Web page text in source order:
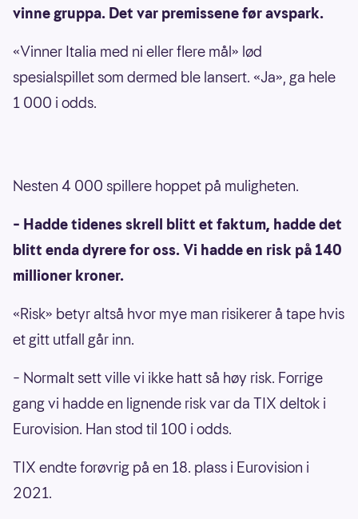
vinne gruppa. Det var premissene før avspark.
«Vinner Italia med ni eller flere mål» lød
spesialspillet som dermed ble lansert. «Ja», ga hele
1 000 i odds.
Nesten 4 000 spillere hoppet på muligheten.
– Hadde tidenes skrell blitt et faktum, hadde det
blitt enda dyrere for oss. Vi hadde en risk på 140
millioner kroner.
«Risk» betyr altså hvor mye man risikerer å tape hvis
et gitt utfall går inn.
– Normalt sett ville vi ikke hatt så høy risk. Forrige
gang vi hadde en lignende risk var da TIX deltok i
Eurovision. Han stod til 100 i odds.
TIX endte forøvrig på en 18. plass i Eurovision i
2021.